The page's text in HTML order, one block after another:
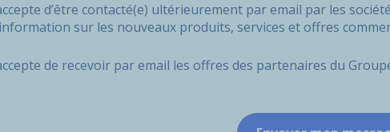
d’être contacté(e) ultérieurement par email par les
sur les nouveaux produits, services et offres
de recevoir par email les offres des partenaires du